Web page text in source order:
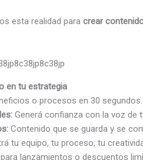
esta realidad para crear
en tu estrategia
o procesos en 30 segundos.
Generá confianza con la voz de
Contenido que se guarda y se
tu equipo, tu proceso, tu
lanzamientos o descuentos